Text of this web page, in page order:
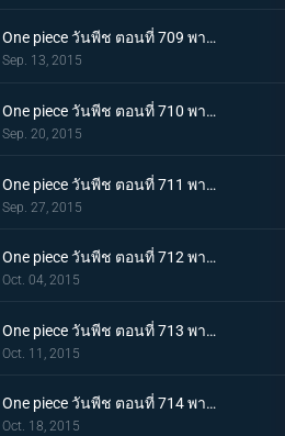
One piece วันพีช ตอนที่ 709 พากย์ไทย ศึกตัดสินของผู้บริหาร ไฮรูดินผู้มีความภาคภูมิสูงส่ง!
Sep. 13, 2015
One piece วันพีช ตอนที่ 710 พากย์ไทย สงครามความรัก ไซผู้นำคนใหม่ ปะทะ เบบี้ไฟว์!
Sep. 20, 2015
One piece วันพีช ตอนที่ 711 พากย์ไทย ทิฐิลูกผู้ชาย! การโจมตีสุดท้ายของเบลลามี่!
Sep. 27, 2015
One piece วันพีช ตอนที่ 712 พากย์ไทย พายุโหมกระหน่ำ! ฮาคุบะ ปะทะ เดลลิงเจอร์!
Oct. 04, 2015
One piece วันพีช ตอนที่ 713 พากย์ไทย บาริ บาริ! หมัดเทพเจ้าสำแดงเดช!
Oct. 11, 2015
One piece วันพีช ตอนที่ 714 พากย์ไทย ต้องช่วยเจ้าหญิงแห่งการรักษามันเชอร์รี่ให้ได้!
Oct. 18, 2015